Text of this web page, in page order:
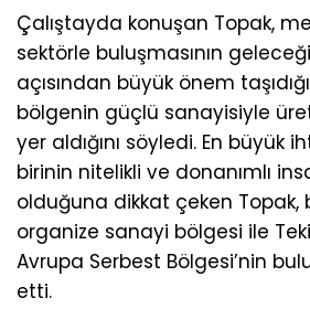
Çalıştayda konuşan Topak,
sektörle buluşmasının
açısından büyük önem
bölgenin güçlü sanayisiyle
yer aldığını söyledi. En büyük
birinin nitelikli ve donanımlı
olduğuna dikkat çeken Topak,
organize sanayi bölgesi ile
Avrupa Serbest Bölgesi’nin
etti.